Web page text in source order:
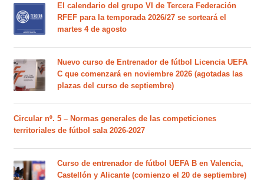
El calendario del grupo VI de Tercera Federación
RFEF para la temporada 2026/27 se sorteará el
martes 4 de agosto
Nuevo curso de Entrenador de fútbol Licencia UEFA
C que comenzará en noviembre 2026 (agotadas las
plazas del curso de septiembre)
Circular nº. 5 – Normas generales de las competiciones
territoriales de fútbol sala 2026-2027
Curso de entrenador de fútbol UEFA B en Valencia,
Castellón y Alicante (comienzo el 20 de septiembre)